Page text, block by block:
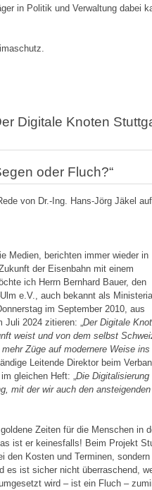
in Politik und Verwaltung dabei
Digitale Knoten
oder Fluch?“
von Dr.-Ing. Hans-Jörg Jäkel
Medien, berichten immer wieder in
der Eisenbahn mit einem
ich Herrn Bernhard Bauer, den
e.V., auch bekannt als
im September 2010, aus
2024 zitieren: „ Der Digitale
weist und von dem selbst
Züge auf modernere Weise ins
Leitende Direktor beim
gleichen Heft: „ Die Digitalisierung
mit der wir auch den ansteigenden
Zeiten für die Menschen in
ist er keinesfalls! Beim Projekt
den Kosten und Terminen,
es ist sicher nicht überraschend,
wird – ist ein Fluch –